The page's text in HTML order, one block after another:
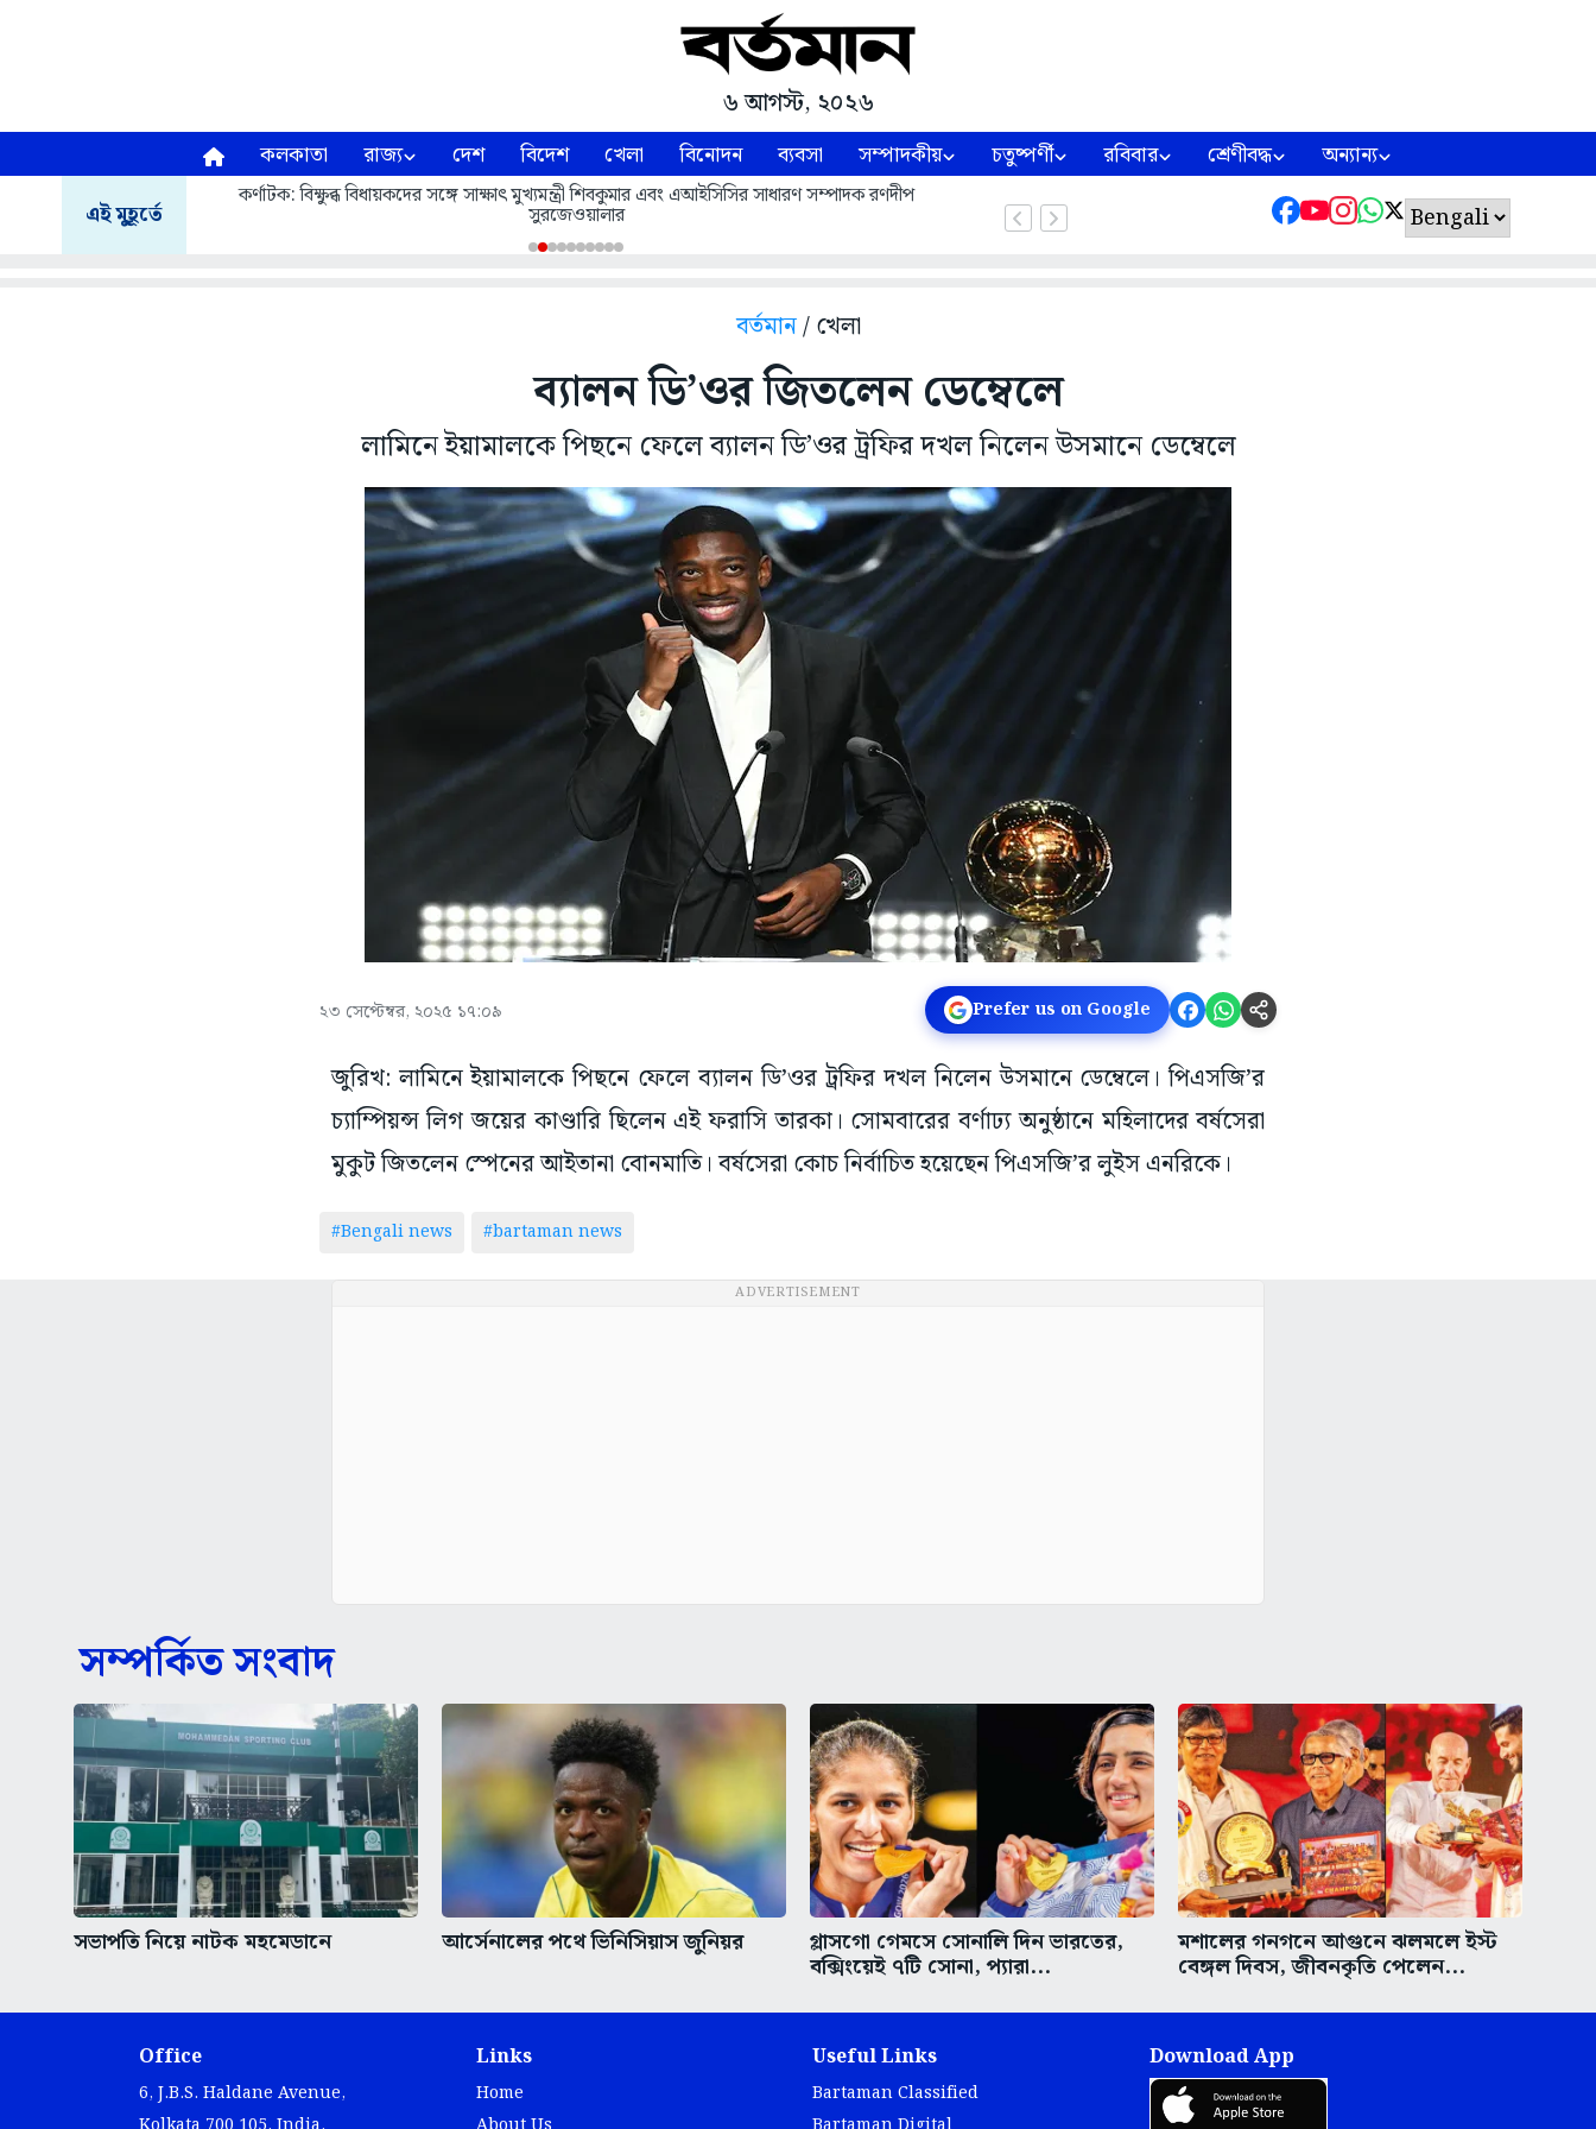
৬ আগস্ট, ২০২৬
কলকাতা রাজ্য দেশ বিদেশ খেলা বিনোদন ব্যবসা সম্পাদকীয় চতুষ্পর্ণী রবিবার শ্রেণীবদ্ধ অন্যান্য
এই মুহূর্তে
কর্ণাটক: বিক্ষুব্ধ বিধায়কদের সঙ্গে সাক্ষাৎ মুখ্যমন্ত্রী শিবকুমার এবং এআইসিসির সাধারণ সম্পাদক রণদীপ
সুরজেওয়ালার
বর্তমান/ খেলা
ব্যালন ডি’ওর জিতলেন ডেম্বেলে
লামিনে ইয়ামালকে পিছনে ফেলে ব্যালন ডি’ওর ট্রফির দখল নিলেন উসমানে ডেম্বেলে
২৩ সেপ্টেম্বর, ২০২৫ ১৭:০৯ Prefer us on Google
জুরিখ: লামিনে ইয়ামালকে পিছনে ফেলে ব্যালন ডি’ওর ট্রফির দখল নিলেন উসমানে ডেম্বেলে। পিএসজি’র
চ্যাম্পিয়ন্স লিগ জয়ের কাণ্ডারি ছিলেন এই ফরাসি তারকা। সোমবারের বর্ণাঢ্য অনুষ্ঠানে মহিলাদের বর্ষসেরা
মুকুট জিতলেন স্পেনের আইতানা বোনমাতি। বর্ষসেরা কোচ নির্বাচিত হয়েছেন পিএসজি’র লুইস এনরিকে।
#Bengali news #bartaman news
ADVERTISEMENT
সম্পর্কিত সংবাদ
সভাপতি নিয়ে নাটক মহমেডানে আর্সেনালের পথে ভিনিসিয়াস জুনিয়র গ্লাসগো গেমসে সোনালি দিন ভারতের,
বক্সিংয়েই ৭টি সোনা, প্যারা...
মশালের গনগনে আগুনে ঝলমলে ইস্ট
বেঙ্গল দিবস, জীবনকৃতি পেলেন...
Office
6, J.B.S. Haldane Avenue,
Links
Home
Useful Links
Bartaman Classified
Download App